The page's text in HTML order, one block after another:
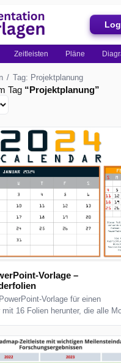
Zeitleisten Pläne
/ Tag: Projektplanung
Tag “Projektplanung”
Vorlage –
Vorlage für einen
mit 16 Folien herunter, die alle